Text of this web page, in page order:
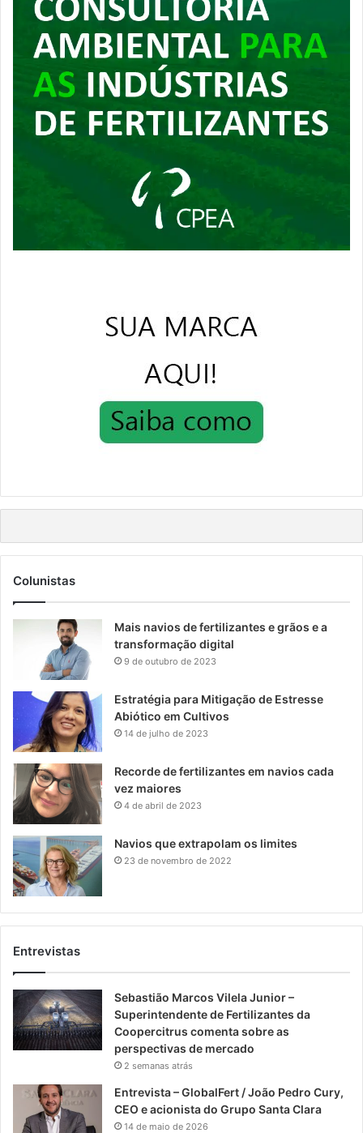
Colunistas
Mais navios de fertilizantes e grãos e a
transformação digital
9 de outubro de 2023
Estratégia para Mitigação de Estresse
Abiótico em Cultivos
14 de julho de 2023
Recorde de fertilizantes em navios cada
vez maiores
4 de abril de 2023
Navios que extrapolam os limites
23 de novembro de 2022
Entrevistas
Sebastião Marcos Vilela Junior –
Superintendente de Fertilizantes da
Coopercitrus comenta sobre as
perspectivas de mercado
2 semanas atrás
Entrevista – GlobalFert / João Pedro Cury,
CEO e acionista do Grupo Santa Clara
14 de maio de 2026